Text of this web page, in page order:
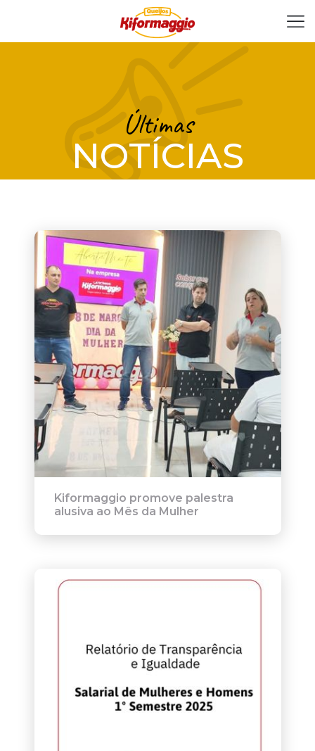
Últimas
NOTÍCIAS
Kiformaggio promove palestra
alusiva ao Mês da Mulher